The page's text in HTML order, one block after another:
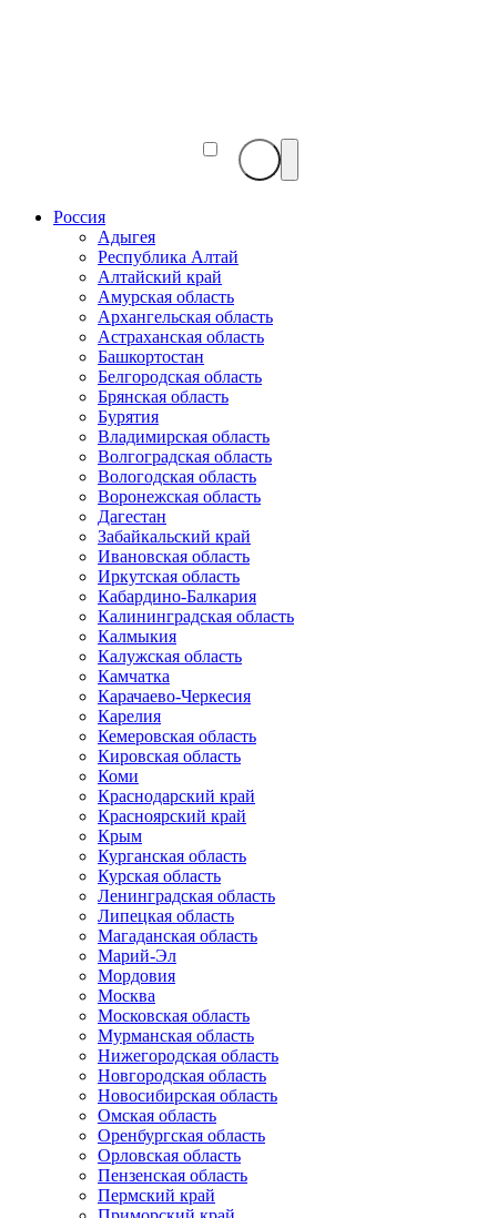
Россия
Адыгея
Республика Алтай
Алтайский край
Амурская область
Архангельская область
Астраханская область
Башкортостан
Белгородская область
Брянская область
Бурятия
Владимирская область
Волгоградская область
Вологодская область
Воронежская область
Дагестан
Забайкальский край
Ивановская область
Иркутская область
Кабардино-Балкария
Калининградская область
Калмыкия
Калужская область
Камчатка
Карачаево-Черкесия
Карелия
Кемеровская область
Кировская область
Коми
Краснодарский край
Красноярский край
Крым
Курганская область
Курская область
Ленинградская область
Липецкая область
Магаданская область
Марий-Эл
Мордовия
Москва
Московская область
Мурманская область
Нижегородская область
Новгородская область
Новосибирская область
Омская область
Оренбургская область
Орловская область
Пензенская область
Пермский край